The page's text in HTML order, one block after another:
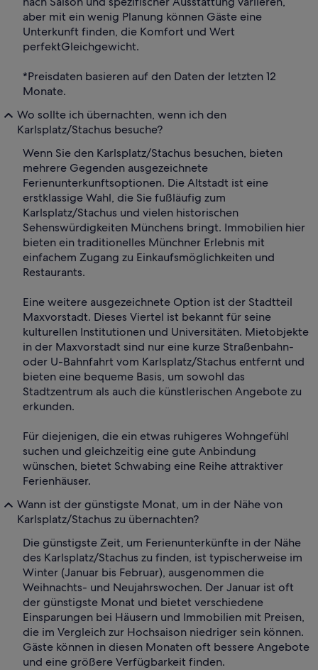
aber mit ein wenig Planung können Gäste eine
Unterkunft finden, die Komfort und Wert
perfektGleichgewicht.
*Preisdaten basieren auf den Daten der letzten 12
Monate.
Wo sollte ich übernachten, wenn ich den
Karlsplatz/Stachus besuche?
Wenn Sie den Karlsplatz/Stachus besuchen, bieten
mehrere Gegenden ausgezeichnete
Ferienunterkunftsoptionen. Die Altstadt ist eine
erstklassige Wahl, die Sie fußläufig zum
Karlsplatz/Stachus und vielen historischen
Sehenswürdigkeiten Münchens bringt. Immobilien hier
bieten ein traditionelles Münchner Erlebnis mit
einfachem Zugang zu Einkaufsmöglichkeiten und
Restaurants.
Eine weitere ausgezeichnete Option ist der Stadtteil
Maxvorstadt. Dieses Viertel ist bekannt für seine
kulturellen Institutionen und Universitäten. Mietobjekte
in der Maxvorstadt sind nur eine kurze Straßenbahn-
oder U-Bahnfahrt vom Karlsplatz/Stachus entfernt und
bieten eine bequeme Basis, um sowohl das
Stadtzentrum als auch die künstlerischen Angebote zu
erkunden.
Für diejenigen, die ein etwas ruhigeres Wohngefühl
suchen und gleichzeitig eine gute Anbindung
wünschen, bietet Schwabing eine Reihe attraktiver
Ferienhäuser.
Wann ist der günstigste Monat, um in der Nähe von
Karlsplatz/Stachus zu übernachten?
Die günstigste Zeit, um Ferienunterkünfte in der Nähe
des Karlsplatz/Stachus zu finden, ist typischerweise im
Winter (Januar bis Februar), ausgenommen die
Weihnachts- und Neujahrswochen. Der Januar ist oft
der günstigste Monat und bietet verschiedene
Einsparungen bei Häusern und Immobilien mit Preisen,
die im Vergleich zur Hochsaison niedriger sein können.
Gäste können in diesen Monaten oft bessere Angebote
und eine größere Verfügbarkeit finden.